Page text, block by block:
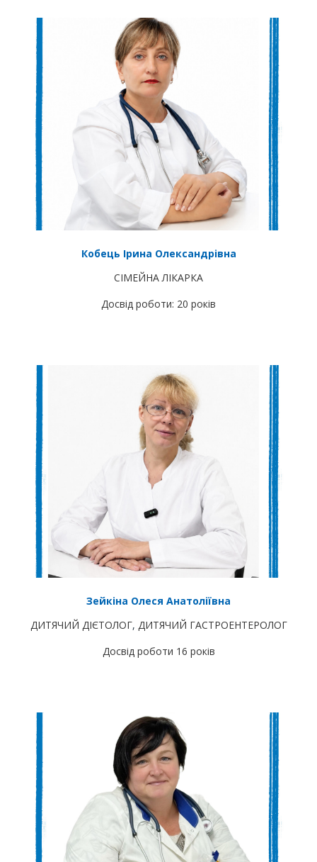
Кобець Ірина Олександрівна
СІМЕЙНА ЛІКАРКА
Досвід роботи: 20 років
Зейкіна Олеся Анатоліївна
ДИТЯЧИЙ ДІЄТОЛОГ, ДИТЯЧИЙ ГАСТРОЕНТЕРОЛОГ
Досвід роботи 16 років